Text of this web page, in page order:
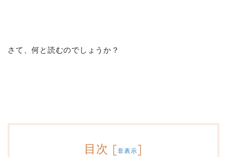
さて、何と読むのでしょうか？
目次 [非表示]